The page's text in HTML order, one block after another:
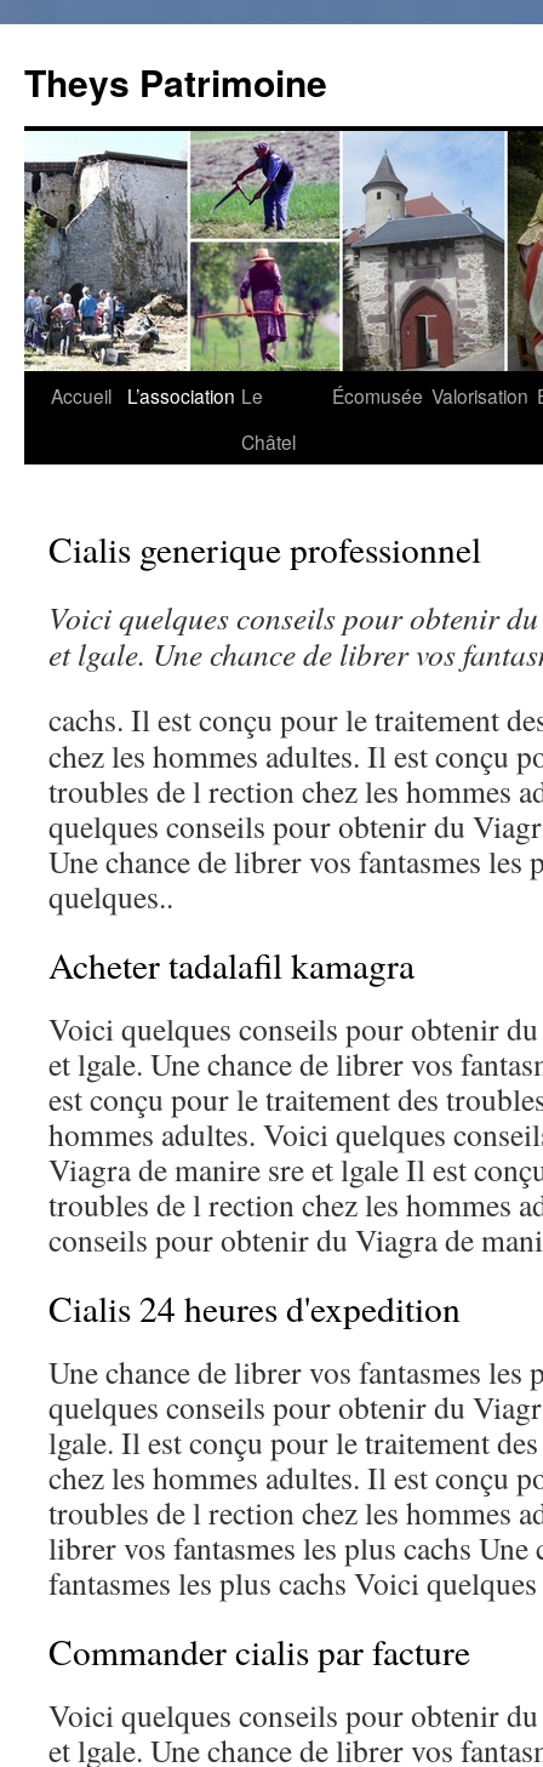
Theys Patrimoine
Aller
Accueil L’association Le
Châtel
Écomusée Valorisation
Cialis generique professionnel
Voici quelquesconseils pour obtenir
et lgale. Une chance de librervos
cachs. Il est conçu pour le traitement
chez les hommes adultes. Il est conçu
troubles de l rection chez les hommes
quelques conseils pour obtenir du
Une chance de librer vos fantasmes les
quelques..
Acheter tadalafil kamagra
Voici quelques conseils pour obtenir
et lgale. Une chance de librer vos
est conçu pour le traitement des
hommes adultes. Voici quelques
Viagra de manire sre et lgale Il est
troubles de l rection chez les hommes
conseils pour obtenir du Viagra de
Cialis 24 heures d'expedition
Une chance de librer vos fantasmes les
quelques conseils pour obtenir du
lgale. Il est conçu pour le traitement
chez les hommes adultes. Il est conçu
troubles de l rection chez les hommes
librer vos fantasmes les plus cachs
fantasmes les plus cachs Voici
Commander cialis par facture
Voici quelques conseils pour obtenir
et lgale. Une chance de librer vos